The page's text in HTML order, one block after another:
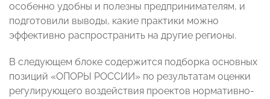
особенно удобны и полезны предпринимателям, и
подготовили выводы, какие практики можно
эффективно распространить на другие регионы.
В следующем блоке содержится подборка основных
позиций «ОПОРЫ РОССИИ» по результатам оценки
регулирующего воздействия проектов нормативно-